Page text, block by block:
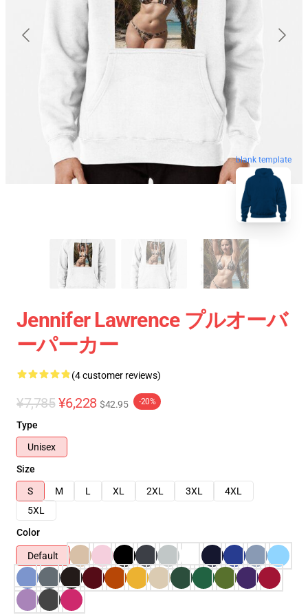
blank template
Jennifer Lawrence プルオーバ
ーパーカー
(4 customer reviews)
¥7,785 ¥6,228 $42.95 -20%
Type
Unisex
Size
S
M L XL 2XL 3XL
4XL
5XL
Color
Default